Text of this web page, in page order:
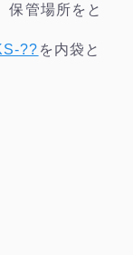
保管場所をと
?? を内袋と